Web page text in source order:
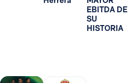
EBITDA DE
SU
HISTORIA